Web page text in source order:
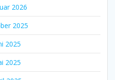
2026
2025
2025
2025